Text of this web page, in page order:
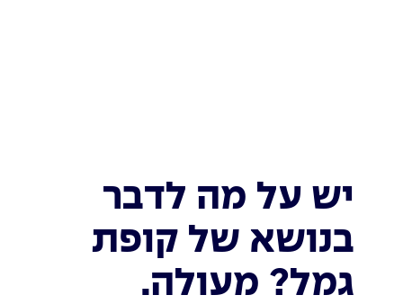
יש על מה לדבר
בנושא של קופת
גמל? מעולה.